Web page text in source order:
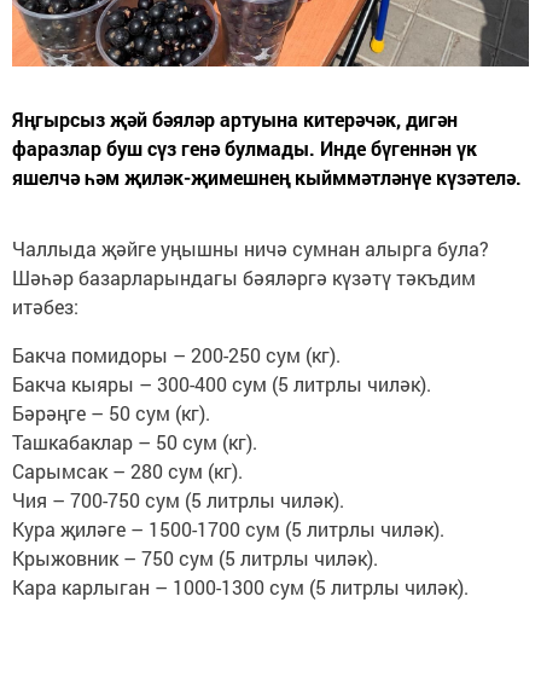
Яңгырсыз җәй бәяләр артуына китерәчәк, дигән
фаразлар буш сүз генә булмады. Инде бүгеннән үк
яшелчә һәм җиләк-җимешнең кыйммәтләнүе күзәтелә.
Чаллыда җәйге уңышны ничә сумнан алырга була?
Шәһәр базарларындагы бәяләргә күзәтү тәкъдим
итәбез:
Бакча помидоры – 200-250 сум (кг).
Бакча кыяры – 300-400 сум (5 литрлы чиләк).
Бәрәңге – 50 сум (кг).
Ташкабаклар – 50 сум (кг).
Сарымсак – 280 сум (кг).
Чия – 700-750 сум (5 литрлы чиләк).
Кура җиләге – 1500-1700 сум (5 литрлы чиләк).
Крыжовник – 750 сум (5 литрлы чиләк).
Кара карлыган – 1000-1300 сум (5 литрлы чиләк).